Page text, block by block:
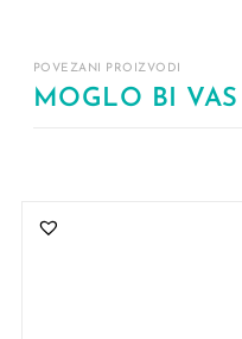
POVEZANI PROIZVODI
MOGLO BI